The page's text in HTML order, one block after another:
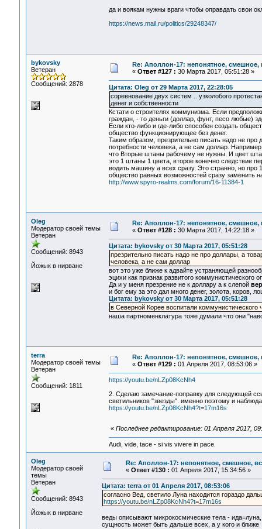
да и воякам нужны враги чтобы оправдать свои
https://news.mail.ru/politics/29248347/
bykovsky
Ветеран
Сообщений: 2878
Re: Аполлон-17: непонятное, смешное,
« Ответ #127 : 30 Марта 2017, 05:51:28 »
Цитата: Oleg от 29 Марта 2017, 22:28:05
соревнование двух систем .. узколобого
денег и собственности
Кстати о строителях коммунизма. Если
граждан, - то деньги (доллар, фунт, песо любые)
Если кто-либо и где-либо способен создать
общество функционирующее без денег.
Таким образом, презрительно писать надо не
потребности человека, а не сам доллар.
что Вторые штаны рабочему не нужны. И цвет
это 1 штаны 1 цвета, второе конечно следствие
водить машину а всех сразу. Это странно, но про
общество равных возможностей сразу заменить
http://www.spyro-realms.com/forum/16-11384-1
Oleg
Модератор своей темы
Ветеран
Сообщений: 8943
Йожык в нирване
Re: Аполлон-17: непонятное, смешное,
« Ответ #128 : 30 Марта 2017, 14:22:18 »
Цитата: bykovsky от 30 Марта 2017, 05:51:28
презрительно писать надо не про доллары, а
человека, а не сам доллар
вот это уже ближе к адвайте устраняющей
эцихи как признак развитого коммунистического
Да и у меня презрение не к доллару а к слепой
и бог ему за это дал много денег, золота, коров,
Цитата: bykovsky от 30 Марта 2017, 05:51:28
в Северной Корее воспитали
наша партноменклатура тоже думали что они
terra
Модератор своей темы
Ветеран
Сообщений: 1811
Re: Аполлон-17: непонятное, смешное,
« Ответ #129 : 01 Апреля 2017, 08:53:06 »
https://youtu.be/nLZp08KcNh4
2. Сделаю замечание-поправку для следующей
светильников "звезды". именно поэтому и
https://youtu.be/nLZp08KcNh4?t=17m16s
« Последнее редактирование: 01 Апреля 2017,
Audi, vide, tace - si vis vivere in pace.
Oleg
Модератор своей
темы
Ветеран
Сообщений: 8943
Йожык в нирване
Re: Аполлон-17: непонятное, смешное,
« Ответ #130 : 01 Апреля 2017, 15:34:56 »
Цитата: terra от 01 Апреля 2017, 08:53:06
согласно Вед, светило Луна находится гораздо
https://youtu.be/nLZp08KcNh4?t=17m16s
веды описывают микрокосмические тела -
сущность может быть дальше всех, а у кого и ближе